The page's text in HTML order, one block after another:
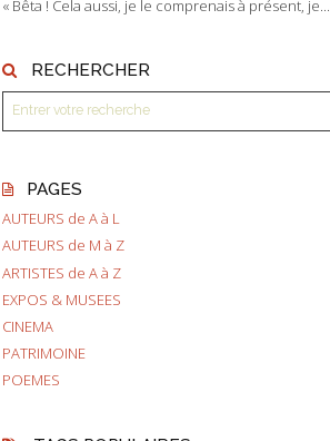
« Bêta ! Cela aussi, je le comprenais à présent, je...
RECHERCHER
PAGES
AUTEURS de A à L
AUTEURS de M à Z
ARTISTES de A à Z
EXPOS & MUSEES
CINEMA
PATRIMOINE
POEMES